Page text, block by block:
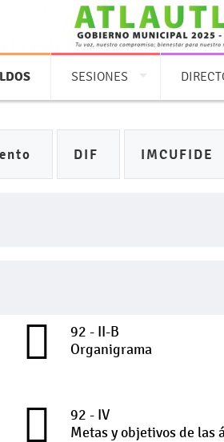
SESIONES
relacionada con tu
DIF IMCUFIDE
92 - II-B
Organigrama
92 - IV
Metas y objetivos de las